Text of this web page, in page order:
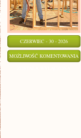
CZERWIEC - 30 - 2026
MOŻLIWOŚĆ KOMENTOWANIA